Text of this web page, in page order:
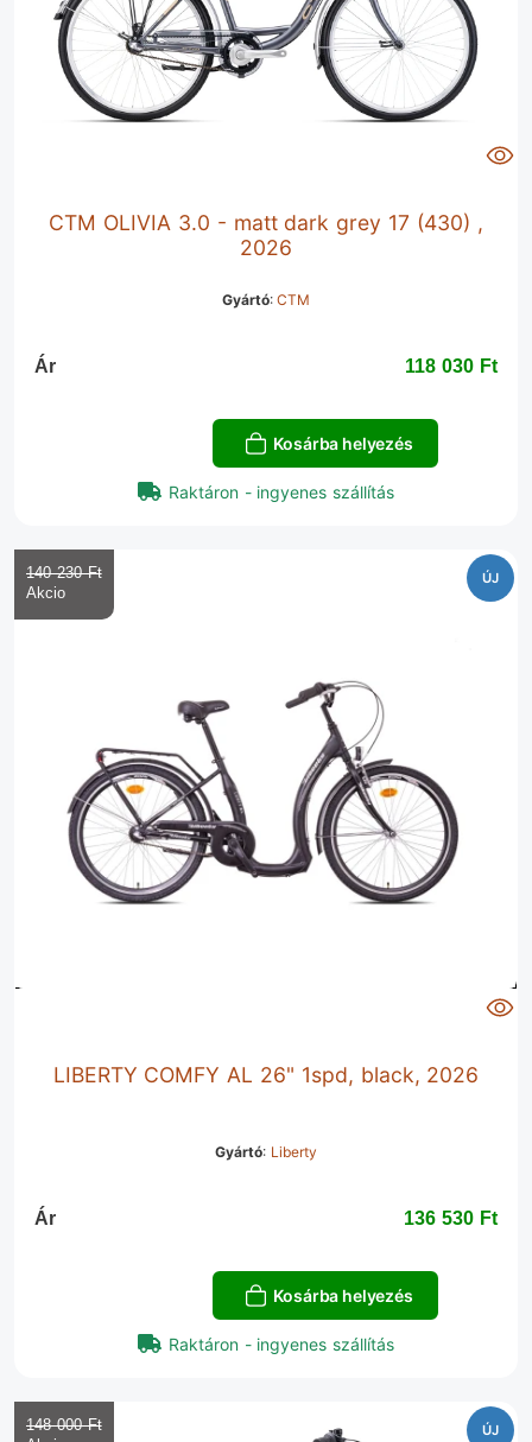
CTM OLIVIA 3.0 - matt dark grey 17 (430) ,
2026
Gyártó:CTM
Ár 118 030 Ft‎
Kosárba helyezés
Raktáron - ingyenes szállítás
ÚJ
LIBERTY COMFY AL 26" 1spd, black, 2026
Gyártó: Liberty
140 230 Ft‎
Ár 136 530 Ft‎
Kosárba helyezés
Raktáron - ingyenes szállítás
ÚJ
148 000 Ft‎